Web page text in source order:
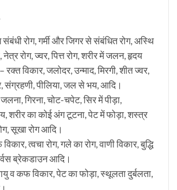
संबंधी रोग, गर्मी और जिगर से संबंधित रोग, अस्थि
नेत्र रोग, ज्वर, पित्त रोग, शरीर में जलन, हृदय
रक्त विकार, जलोदर, उन्माद, मिरगी, शीत ज्वर,
संग्रहणी, पीलिया, जल से भय, आदि।
गिरना, चोट-चपेट, सिर में पीड़ा,
शरीर का कोई अंग टूटना, पेट में फोड़ा, शस्त्र
सूखा रोग आदि।
त्वचा रोग, गले का रोग, वाणी विकार, बुद्धि
ब्रेकडाउन आदि।
व कफ विकार, पेट का फोड़ा, स्थूलता दुर्बलता,